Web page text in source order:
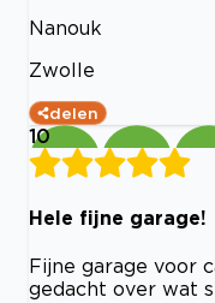
Nanouk
Zwolle
delen
10
Hele fijne garage!
Fijne garage voor
gedacht over wat